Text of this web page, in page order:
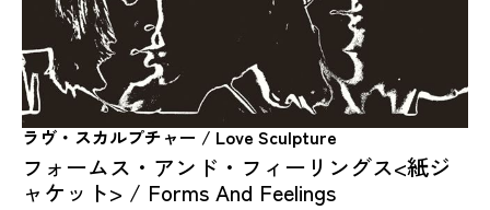
ラヴ・スカルプチャー / Love Sculpture
フォームス・アンド・フィーリングス<紙ジ
ャケット> / Forms And Feelings